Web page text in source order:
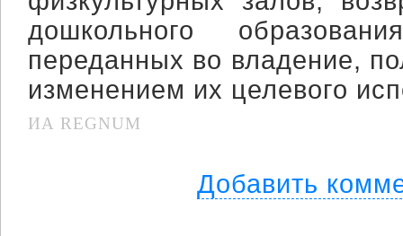
дошкольного
переданных во владение,
изменением их целевого
ИА REGNUM
Добавить